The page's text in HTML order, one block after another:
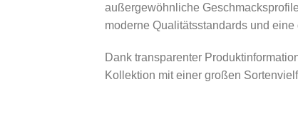
außergewöhnliche
moderne Qualitätsstandards und
Dank transparenter
Kollektion mit einer großen